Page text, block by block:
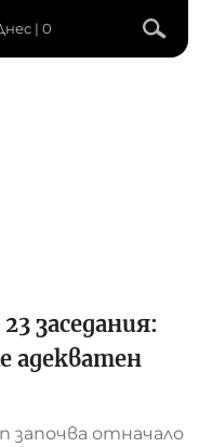
| 0
заседания:
адекватен
отначало